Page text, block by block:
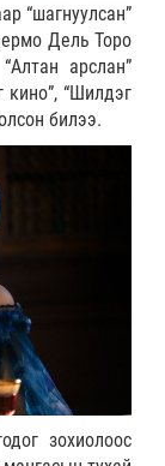
“шагнуулсан”
Дель Торо
арслан”
кино”, “Шилдэг
билээ.
зохиолоос